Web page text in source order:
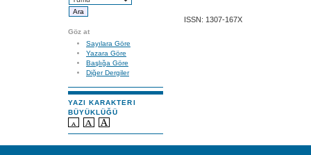
Göz at
Sayılara Göre
Yazara Göre
Başlığa Göre
Diğer Dergiler
YAZI KARAKTERI
BÜYÜKLÜĞÜ
ISSN: 1307-167X